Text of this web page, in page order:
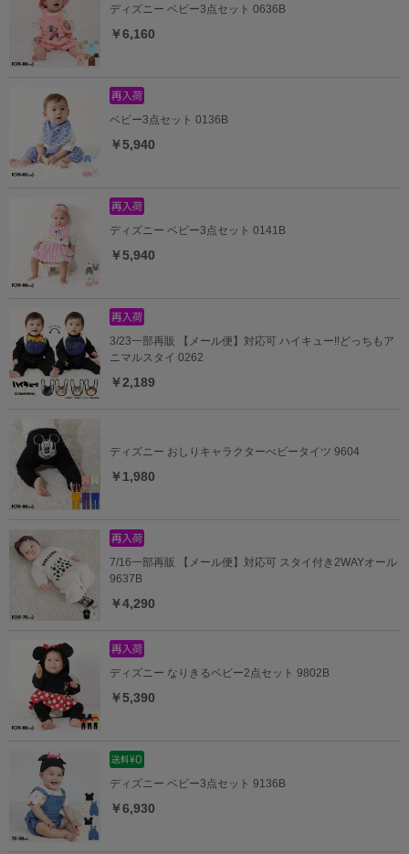
ディズニー ベビー3点セット 0636B
￥6,160
ベビー3点セット 0136B
￥5,940
ディズニー ベビー3点セット 0141B
￥5,940
3/23一部再販 【メール便】対応可 ハイキュー!!どっちもア
ニマルスタイ 0262
￥2,189
ディズニー おしりキャラクターべビータイツ 9604
￥1,980
7/16一部再販 【メール便】対応可 スタイ付き2WAYオール
9637B
￥4,290
ディズニー なりきるベビー2点セット 9802B
￥5,390
ディズニー ベビー3点セット 9136B
￥6,930